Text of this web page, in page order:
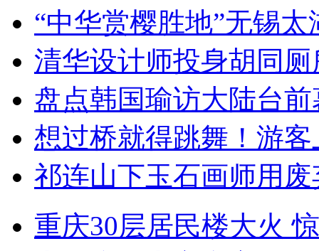
“中华赏樱胜地”无锡
清华设计师投身胡同
盘点韩国瑜访大陆台
想过桥就得跳舞！游客
祁连山下玉石画师用
重庆30层居民楼大火